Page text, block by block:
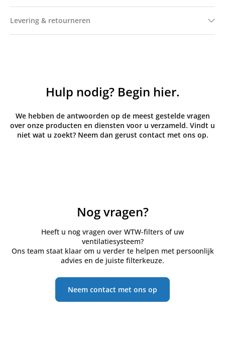
Levering & retourneren
Hulp nodig? Begin hier.
We hebben de antwoorden op de meest gestelde vragen
over onze producten en diensten voor u verzameld. Vindt u
niet wat u zoekt? Neem dan gerust contact met ons op.
Nog vragen?
Heeft u nog vragen over WTW-filters of uw
ventilatiesysteem?
Ons team staat klaar om u verder te helpen met persoonlijk
advies en de juiste filterkeuze.
Neem contact met ons op